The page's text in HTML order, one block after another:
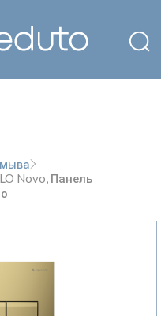
Novo, Панель